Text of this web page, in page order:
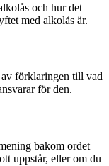
och hur det
med alkolås är.
av förklaringen till vad
för den.
bakom ordet
uppstår, eller om du